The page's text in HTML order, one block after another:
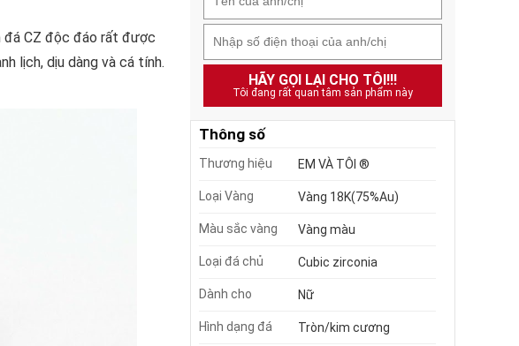
đá CZ độc đáo rất được
lịch, dịu dàng và cá tính.
HÃY GỌI LẠI CHO TÔI!!!
Tôi đang rất quan tâm sản phẩm này
Thông số
Thương hiệu EM VÀ TÔI ®
Loại Vàng Vàng 18K(75%Au)
Màu sắc vàng Vàng màu
Loại đá chủ Cubic zirconia
Dành cho Nữ
Hình dạng đá Tròn/kim cương